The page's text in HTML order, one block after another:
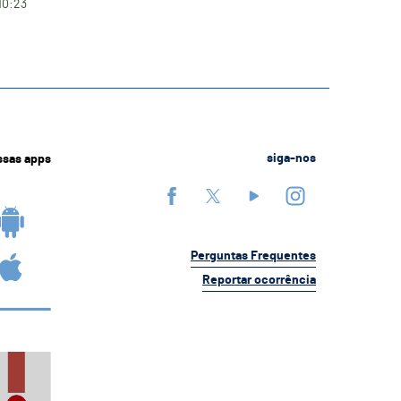
apps siga-nos
Perguntas Frequentes
Reportar ocorrência